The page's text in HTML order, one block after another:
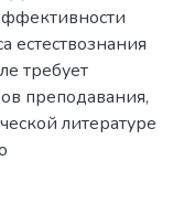
естествознания
требует
преподавания,
литературе